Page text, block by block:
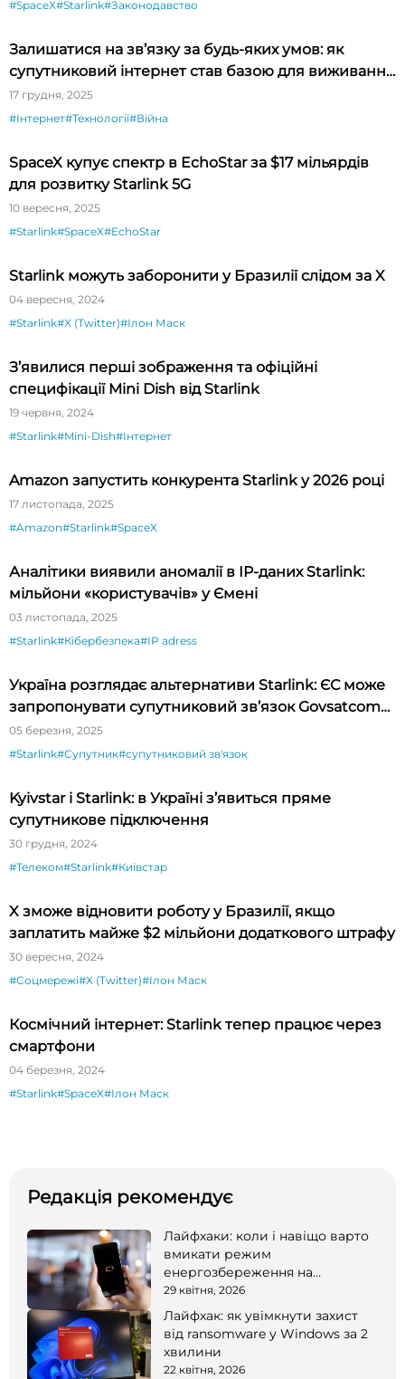
#SpaceX#Starlink#Законодавство
Залишатися на зв’язку за будь-яких умов: як
супутниковий інтернет став базою для виживання
і безпеки
17 грудня, 2025
#Інтернет#Технології#Війна
SpaceX купує спектр в EchoStar за $17 мільярдів
для розвитку Starlink 5G
10 вересня, 2025
#Starlink#SpaceX#EchoStar
Starlink можуть заборонити у Бразилії слідом за X
04 вересня, 2024
#Starlink#X (Twitter)#Ілон Маск
З’явилися перші зображення та офіційні
специфікації Mini Dish від Starlink
19 червня, 2024
#Starlink#Mini-Dish#Інтернет
Amazon запустить конкурента Starlink у 2026 році
17 листопада, 2025
#Amazon#Starlink#SpaceX
Аналітики виявили аномалії в IP-даних Starlink:
мільйони «користувачів» у Ємені
03 листопада, 2025
#Starlink#Кібербезпека#IP adress
Україна розглядає альтернативи Starlink: ЄС може
запропонувати супутниковий зв’язок Govsatcom
та IRIS²
05 березня, 2025
#Starlink#Супутник#супутниковий зв'язок
Kyivstar і Starlink: в Україні з’явиться пряме
супутникове підключення
30 грудня, 2024
#Телеком#Starlink#Київстар
X зможе відновити роботу у Бразилії, якщо
заплатить майже $2 мільйони додаткового штрафу
30 вересня, 2024
#Соцмережі#X (Twitter)#Ілон Маск
Космічний інтернет: Starlink тепер працює через
смартфони
04 березня, 2024
#Starlink#SpaceX#Ілон Маск
Редакція рекомендує
Лайфхаки: коли і навіщо варто
вмикати режим
енергозбереження на
смартфоні
29 квітня, 2026
Лайфхак: як увімкнути захист
від ransomware у Windows за 2
хвилини
22 квітня, 2026